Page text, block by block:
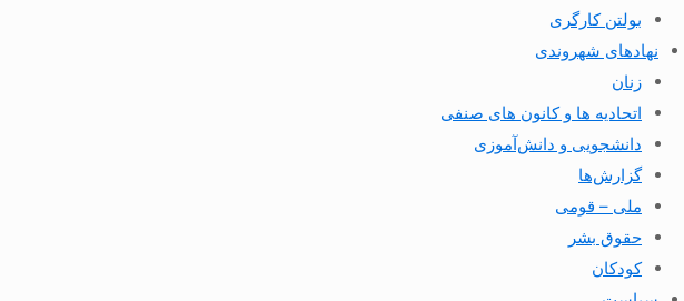
بولتن کارگری
نهادهای شهروندی
زنان
اتحادیه ها و کانون های صنفی
دانشجویی و دانش‌آموزی
گزارش‌ها
ملی – قومی
حقوق بشر
کودکان